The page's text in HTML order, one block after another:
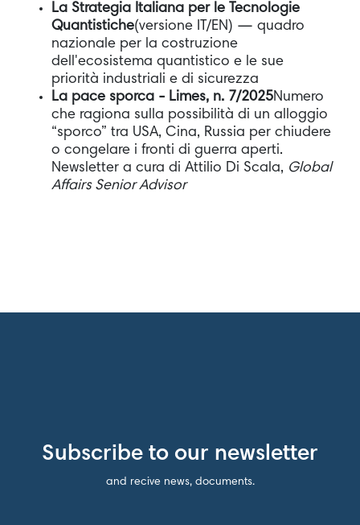
La Strategia Italiana per le Tecnologie
Quantistiche(versione IT/EN) — quadro
nazionale per la costruzione
dell'ecosistema quantistico e le sue
priorità industriali e di sicurezza
La pace sporca - Limes, n. 7/2025Numero
che ragiona sulla possibilità di un alloggio
“sporco” tra USA, Cina, Russia per chiudere
o congelare i fronti di guerra aperti.
Newsletter a cura di Attilio Di Scala, Global
Affairs Senior Advisor
Subscribe to our newsletter
and recive news, documents.